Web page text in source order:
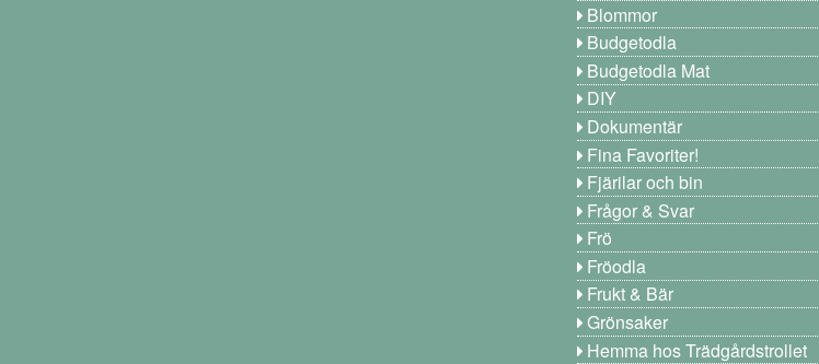
Blommor
Budgetodla
Budgetodla Mat
DIY
Dokumentär
Fina Favoriter!
Fjärilar och bin
Frågor & Svar
Frö
Fröodla
Frukt & Bär
Grönsaker
Hemma hos Trädgårdstrollet